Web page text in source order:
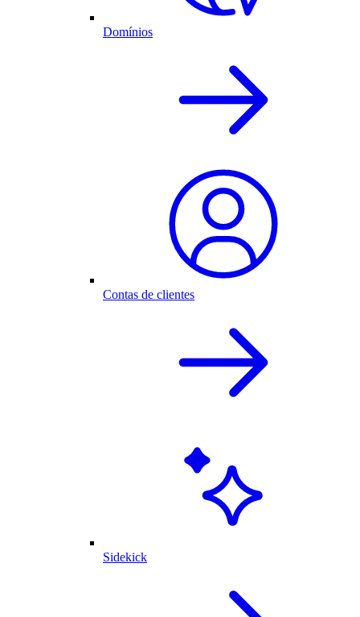
Domínios
Contas de clientes
Sidekick